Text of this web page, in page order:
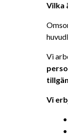
Vilka
Vi
Vi